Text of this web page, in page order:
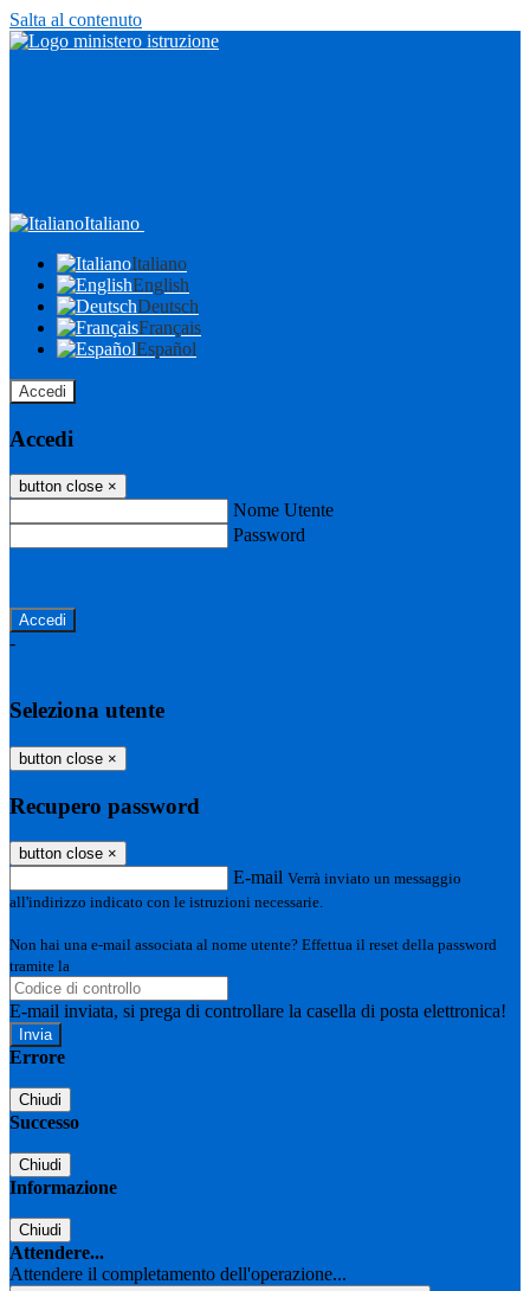
Salta al contenuto
Italiano
Italiano
English
Deutsch
Français
Español
Accedi
Accedi
button close ×
Nome Utente
Password
-
Seleziona utente
button close ×
Recupero password
button close ×
E-mail Verrà inviato un messaggio
all'indirizzo indicato con le istruzioni necessarie.
Non hai una e-mail associata al nome utente? Effettua il reset della password
tramite la
E-mail inviata, si prega di controllare la casella di posta elettronica!
Errore
Chiudi
Successo
Chiudi
Informazione
Chiudi
Attendere...
Attendere il completamento dell'operazione...